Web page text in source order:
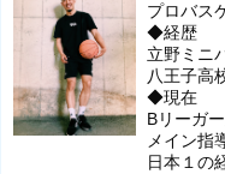
プロバス
◆経歴
立野ミニ
八王子高
◆現在
Bリーガ
メイン指
日本１の